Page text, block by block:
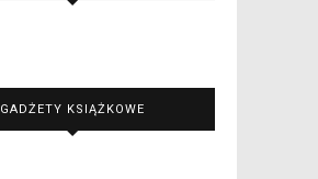
GADŻETY KSIĄŻKOWE